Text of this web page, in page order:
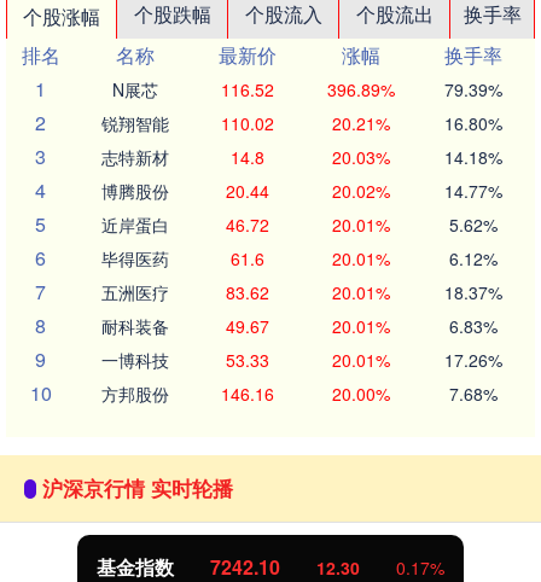
个股涨幅 个股跌幅 个股流入 个股流出
换手率
排名
名称 最新价 涨幅
换手率
1
N展芯 116.52 396.89% 79.39%
2 锐翔智能 110.02 20.21% 16.80%
3 志特新材 14.8 20.03% 14.18%
4 博腾股份 20.44 20.02% 14.77%
5 近岸蛋白 46.72 20.01% 5.62%
6 毕得医药 61.6 20.01% 6.12%
7 五洲医疗 83.62 20.01% 18.37%
8 耐科装备 49.67 20.01% 6.83%
9 一博科技 53.33 20.01% 17.26%
10 方邦股份 146.16 20.00% 7.68%
沪深京行情 实时轮播
基金指数 7242.10 12.30 0.17%